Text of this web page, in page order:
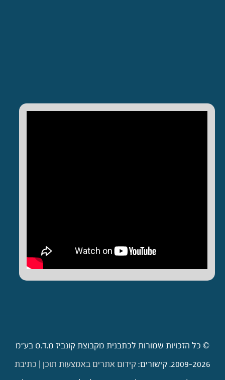
© כל הזכויות שמורות לכתבנית מקבוצת קונביז מ.ד.ס בע"מ
2009-2026. קישורים:
קידום אתרים באמצעות תוכן
כתיבת